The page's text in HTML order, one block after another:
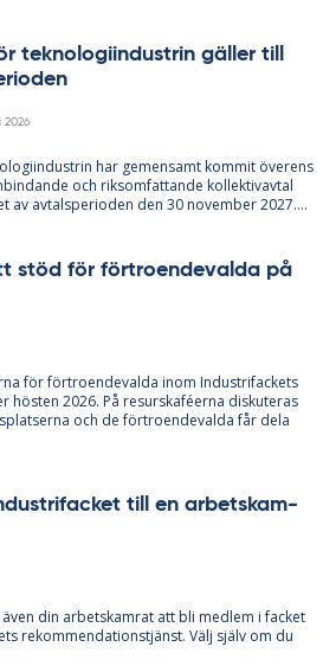
tek­no­lo­gi­in­du­strin gäl­ler till
2026
har ge­men­samt kom­mit över­ens
och riksom­fat­tan­de kol­lek­tivav­tal
av av­tal­s­pe­ri­o­den den 30 no­vem­ber 2027....
stöd för för­tro­en­de­val­da på
för för­tro­en­de­val­da inom In­du­stri­fac­kets
hös­ten 2026. På re­surskafé­er­na dis­ku­te­ras
och de för­tro­en­de­val­da får dela
till en ar­bets­kam­
din ar­bets­kam­rat att bli med­lem i fac­ket
re­kom­men­da­tions­tjänst. Välj själv om du